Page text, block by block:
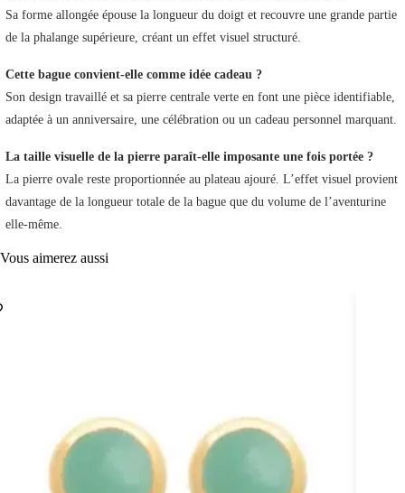
Sa forme allongée épouse la longueur du doigt et recouvre une grande partie
de la phalange supérieure, créant un effet visuel structuré.
Cette bague convient-elle comme idée cadeau ?
Son design travaillé et sa pierre centrale verte en font une pièce identifiable,
adaptée à un anniversaire, une célébration ou un cadeau personnel marquant.
La taille visuelle de la pierre paraît-elle imposante une fois portée ?
La pierre ovale reste proportionnée au plateau ajouré. L’effet visuel provient
davantage de la longueur totale de la bague que du volume de l’aventurine
elle-même.
Vous aimerez aussi